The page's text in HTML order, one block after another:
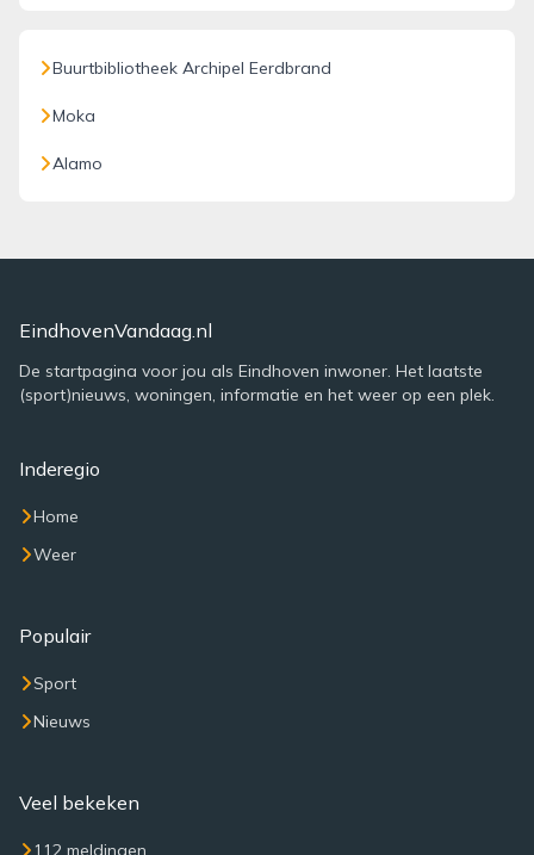
Buurtbibliotheek Archipel Eerdbrand
Moka
Alamo
EindhovenVandaag.nl
De startpagina voor jou als Eindhoven inwoner. Het laatste
(sport)nieuws, woningen, informatie en het weer op een plek.
Inderegio
Home
Weer
Populair
Sport
Nieuws
Veel bekeken
112 meldingen